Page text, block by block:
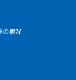
の概況